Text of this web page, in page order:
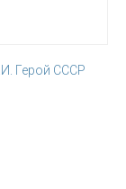
Герой СССР